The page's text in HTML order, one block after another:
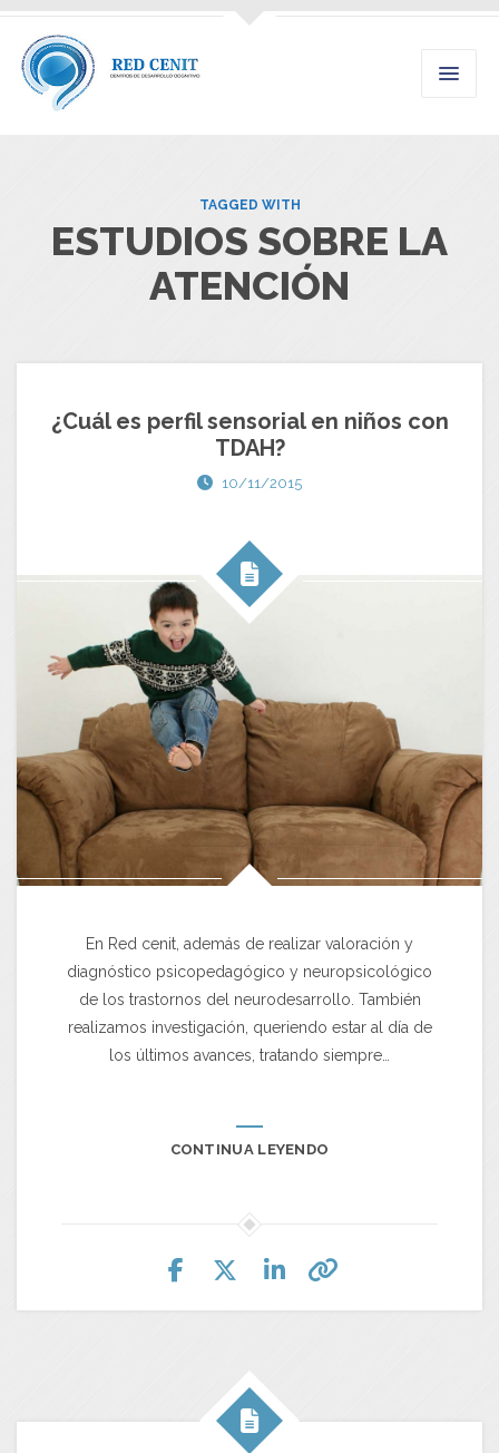
TAGGED WITH
ESTUDIOS SOBRE LA
ATENCIÓN
¿Cuál es perfil sensorial en niños con
TDAH?
10/11/2015
En Red cenit, además de realizar valoración y
diagnóstico psicopedagógico y neuropsicológico
de los trastornos del neurodesarrollo. También
realizamos investigación, queriendo estar al día de
los últimos avances, tratando siempre…
CONTINUA LEYENDO